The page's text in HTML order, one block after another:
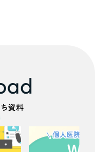
資料